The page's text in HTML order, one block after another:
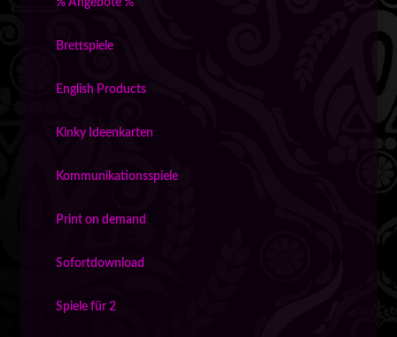
% Angebote %
Brettspiele
English Products
Kinky Ideenkarten
Kommunikationsspiele
Print on demand
Sofortdownload
Spiele für 2